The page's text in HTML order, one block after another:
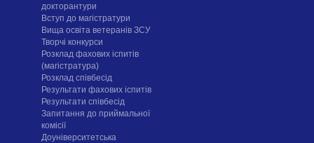
докторантури
Вступ до магістратури
Вища освіта ветеранів ЗСУ
Творчі конкурси
Розклад фахових іспитів
(магістратура)
Розклад співбесід
Результати фахових іспитів
Результати співбесід
Запитання до приймальної
комісії
Доуніверситетська